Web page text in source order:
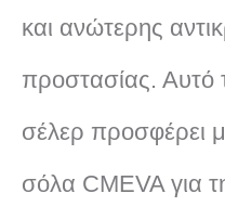
και ανώτερης
προστασίας. Αυτό
σέλερ προσφέρει
σόλα CMEVA για